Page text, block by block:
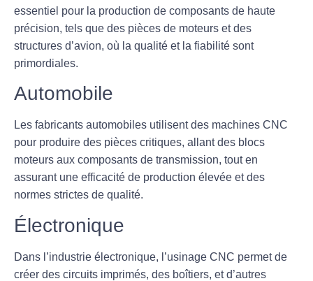
essentiel pour la production de composants de haute
précision, tels que des pièces de moteurs et des
structures d’avion, où la qualité et la fiabilité sont
primordiales.
Automobile
Les fabricants automobiles utilisent des machines CNC
pour produire des pièces critiques, allant des blocs
moteurs aux composants de transmission, tout en
assurant une efficacité de production élevée et des
normes strictes de qualité.
Électronique
Dans l’industrie électronique, l’usinage CNC permet de
créer des circuits imprimés, des boîtiers, et d’autres